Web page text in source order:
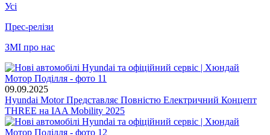
Усі
Прес-релізи
ЗМІ про нас
09.09.2025
Hyundai Motor Представляє Повністю Електричний Концепт
THREE на IAA Mobility 2025